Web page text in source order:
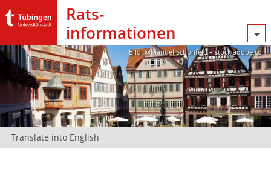
Rats­
informationen
Bild: @Manuel Schönfeld – stock.adobe.com
Translate into English